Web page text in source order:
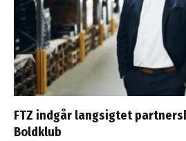
FTZ indgår langsigtet
Boldklub